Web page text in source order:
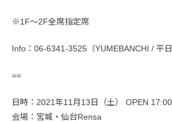
※1F〜2F全席指定席
Info：06-6341-3525（YUMEBANCHI / 平
==
日時：2021年11月13日（土） OPEN
会場：宮城・仙台Rensa